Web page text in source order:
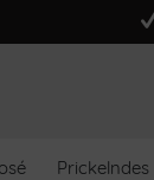
Prickelndes